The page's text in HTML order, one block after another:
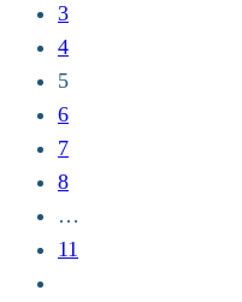
3
4
5
6
7
8
…
11